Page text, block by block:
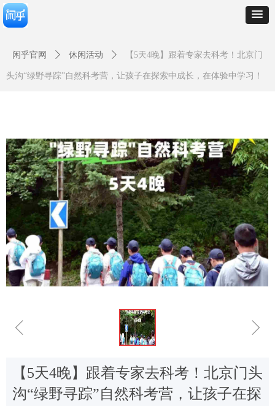
闲乎官网 ꄲ 休闲活动 ꄲ 【5天4晚】跟着专家去科考！北京门
头沟“绿野寻踪”自然科考营，让孩子在探索中成长，在体验中学习！
ꁆ ꁇ
【5天4晚】跟着专家去科考！北京门头
沟“绿野寻踪”自然科考营，让孩子在探